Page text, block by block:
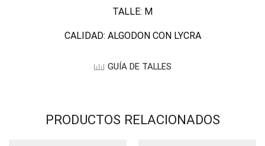
TALLE: M
CALIDAD: ALGODON CON LYCRA
GUÍA DE TALLES
PRODUCTOS RELACIONADOS